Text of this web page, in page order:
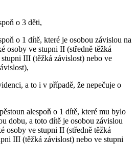
o 3 děti,
o 1 dítě, které je osobou závislou na
osoby ve stupni II (středně těžká
III (těžká závislost) nebo ve
a to i v případě, že nepečuje o
alespoň o 1 dítě, které mu bylo
dobu, a toto dítě je osobou závislou
osoby ve stupni II (středně těžká
III (těžká závislost) nebo ve stupni